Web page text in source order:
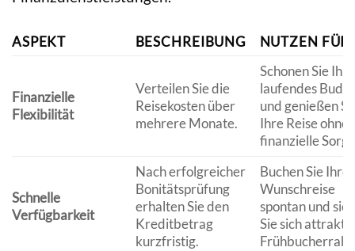
ASPEKT BESCHREIBUNG NUTZEN FÜR
Finanzielle
Flexibilität
Verteilen Sie die
Reisekosten über
mehrere Monate.
Schonen Sie Ihr
laufendes
und genießen
Ihre Reise ohne
finanzielle
Schnelle
Verfügbarkeit
Nach erfolgreicher
Bonitätsprüfung
erhalten Sie den
Kreditbetrag
kurzfristig.
Buchen Sie Ihre
Wunschreise
spontan und
Sie sich